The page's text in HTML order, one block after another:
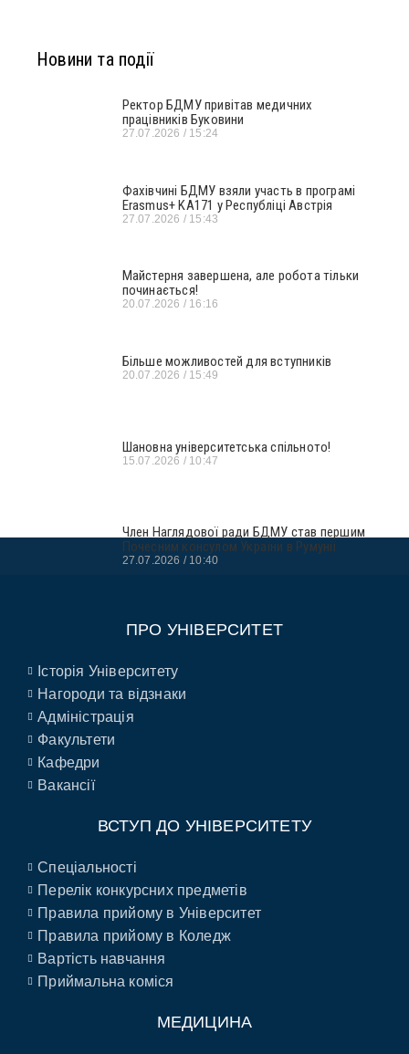
Новини та події
Ректор БДМУ привітав медичних
працівників Буковини
27.07.2026 15:24
Фахівчині БДМУ взяли участь в програмі
Erasmus+ KA171 у Республіці Австрія
27.07.2026 15:43
Майстерня завершена, але робота тільки
починається!
20.07.2026 16:16
Більше можливостей для вступників
20.07.2026 15:49
Шановна університетська спільното!
15.07.2026 10:47
Член Наглядової ради БДМУ став першим
Почесним консулом України в Румунії
27.07.2026 10:40
ПРО УНІВЕРСИТЕТ
Історія Університету
Нагороди та відзнаки
Адміністрація
Факультети
Кафедри
Вакансії
ВСТУП ДО УНІВЕРСИТЕТУ
Спеціальності
Перелік конкурсних предметів
Правила прийому в Університет
Правила прийому в Коледж
Вартість навчання
Приймальна коміся
МЕДИЦИНА